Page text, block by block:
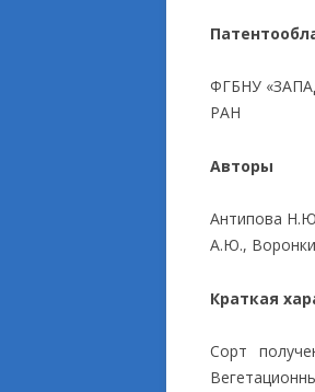
ФГБНУ
РАН
Авторы
Антипова
А.Ю.,
Краткая
Сорт